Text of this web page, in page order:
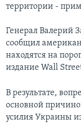
территории -
Генерал
сообщил
находятся на
издание Wall
В результате,
основной
усилия Украины